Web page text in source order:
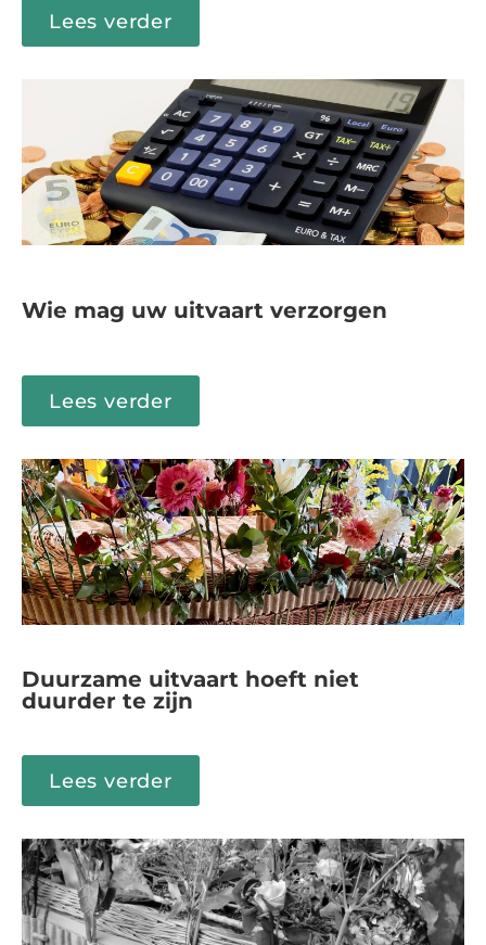
Lees verder
Wie mag uw uitvaart verzorgen
Lees verder
Duurzame uitvaart hoeft niet
duurder te zijn
Lees verder